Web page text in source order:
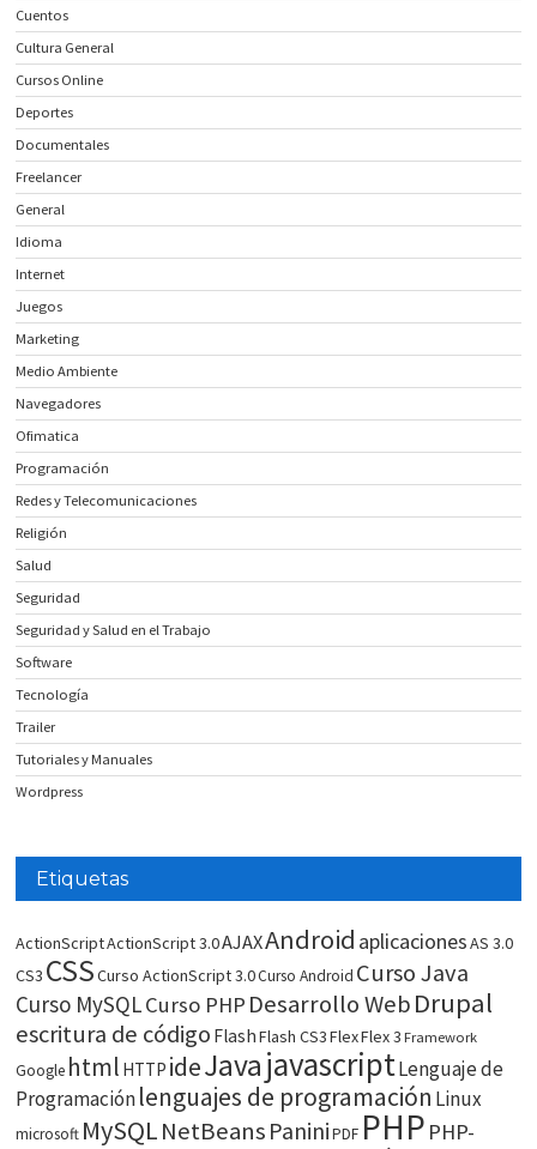
Cuentos
Cultura General
Cursos Online
Deportes
Documentales
Freelancer
General
Idioma
Internet
Juegos
Marketing
Medio Ambiente
Navegadores
Ofimatica
Programación
Redes y Telecomunicaciones
Religión
Salud
Seguridad
Seguridad y Salud en el Trabajo
Software
Tecnología
Trailer
Tutoriales y Manuales
Wordpress
Etiquetas
ActionScriptActionScript 3.0AJAXAndroid aplicacionesAS 3.0
CS3 CSSCurso ActionScript 3.0Curso Android Curso Java
Curso MySQLCurso PHP Desarrollo WebDrupal
escritura de código FlashFlash CS3FlexFlex 3 Framework
Google html HTTP ideJavajavascriptLenguaje de
Programaciónlenguajes de programación Linux
microsoft MySQLNetBeans Panini PDF PHP PHP-